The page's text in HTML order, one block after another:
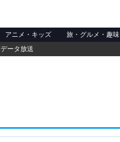
アニメ・キッズ 旅・グルメ・趣味
データ放送